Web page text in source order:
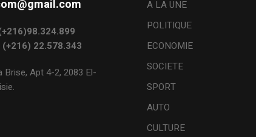
22.578.343
Brise, Apt 4-2, 2083 El-
A LA UNE
POLITIQUE
ECONOMIE
SOCIETE
SPORT
AUTO
CULTURE